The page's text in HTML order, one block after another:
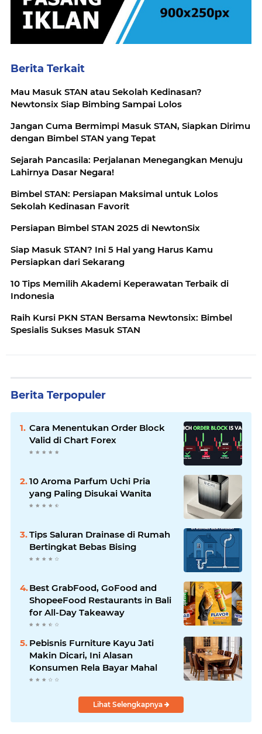
Berita Terkait
Mau Masuk STAN atau Sekolah Kedinasan?
Newtonsix Siap Bimbing Sampai Lolos
Jangan Cuma Bermimpi Masuk STAN, Siapkan Dirimu
dengan Bimbel STAN yang Tepat
Sejarah Pancasila: Perjalanan Menegangkan Menuju
Lahirnya Dasar Negara!
Bimbel STAN: Persiapan Maksimal untuk Lolos
Sekolah Kedinasan Favorit
Persiapan Bimbel STAN 2025 di NewtonSix
Siap Masuk STAN? Ini 5 Hal yang Harus Kamu
Persiapkan dari Sekarang
10 Tips Memilih Akademi Keperawatan Terbaik di
Indonesia
Raih Kursi PKN STAN Bersama Newtonsix: Bimbel
Spesialis Sukses Masuk STAN
Berita Terpopuler
Cara Menentukan Order Block
Valid di Chart Forex
10 Aroma Parfum Uchi Pria
yang Paling Disukai Wanita
Tips Saluran Drainase di Rumah
Bertingkat Bebas Bising
Best GrabFood, GoFood and
ShopeeFood Restaurants in Bali
for All-Day Takeaway
Pebisnis Furniture Kayu Jati
Makin Dicari, Ini Alasan
Konsumen Rela Bayar Mahal
Lihat Selengkapnya